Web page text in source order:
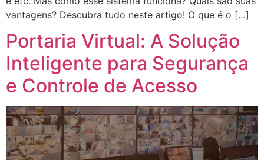
vantagens? Descubra tudo neste artigo! O que é o […]
Portaria Virtual: A Solução
Inteligente para Segurança
e Controle de Acesso